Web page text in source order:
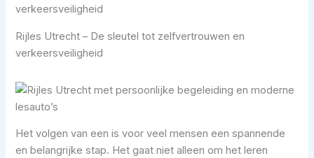
verkeersveiligheid
Rijles Utrecht – De sleutel tot zelfvertrouwen en
verkeersveiligheid
Het volgen van een is voor veel mensen een spannende
en belangrijke stap. Het gaat niet alleen om het leren